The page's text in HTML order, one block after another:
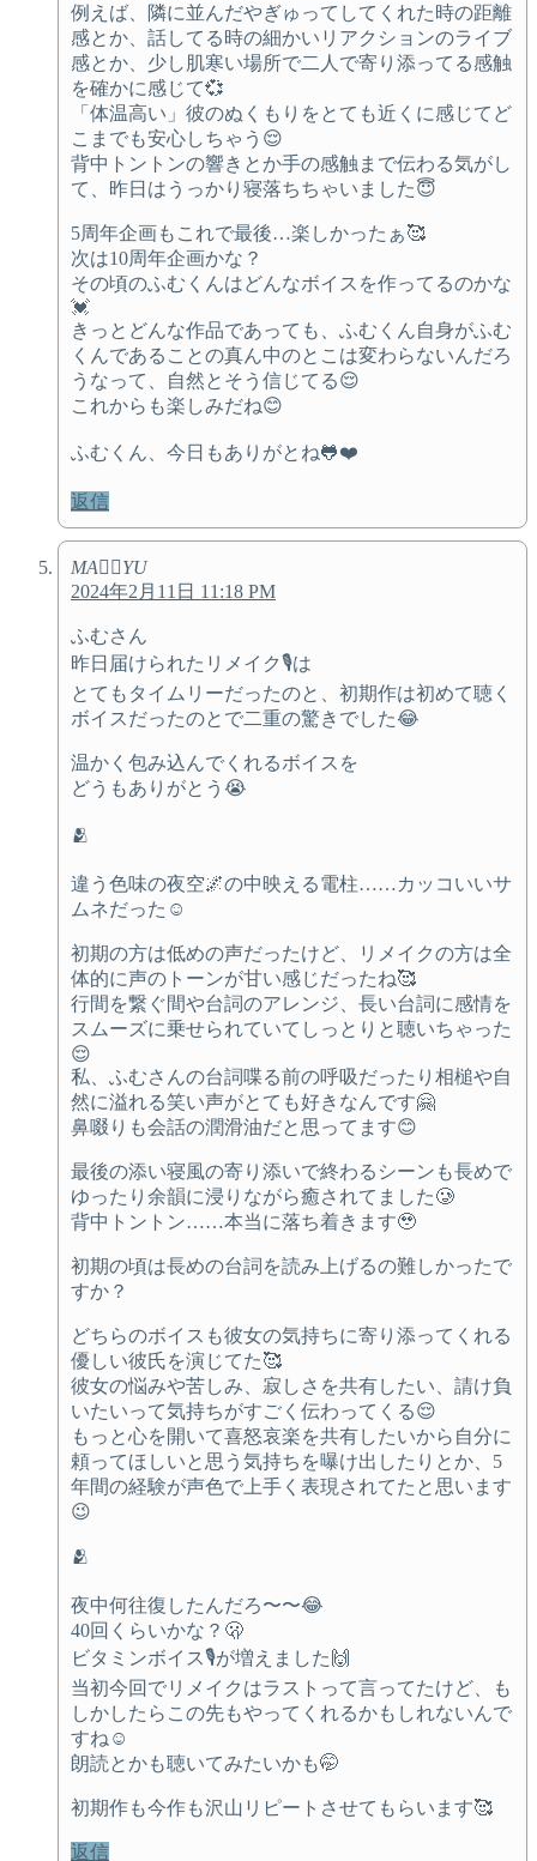
例えば、隣に並んだやぎゅってしてくれた時の距離
感とか、話してる時の細かいリアクションのライブ
感とか、少し肌寒い場所で二人で寄り添ってる感触
を確かに感じて💞
「体温高い」彼のぬくもりをとても近くに感じてど
こまでも安心しちゃう😌
背中トントンの響きとか手の感触まで伝わる気がし
て、昨日はうっかり寝落ちちゃいました😇
5周年企画もこれで最後…楽しかったぁ🥰
次は10周年企画かな？
その頃のふむくんはどんなボイスを作ってるのかな
💓
きっとどんな作品であっても、ふむくん自身がふむ
くんであることの真ん中のとこは変わらないんだろ
うなって、自然とそう信じてる😌
これからも楽しみだね😊
ふむくん、今日もありがとね🐸❤️
返信
MA♡⃛YU
2024年2月11日 11:18 PM
ふむさん
昨日届けられたリメイク🎙️は
とてもタイムリーだったのと、初期作は初めて聴く
ボイスだったのとで二重の驚きでした😂
温かく包み込んでくれるボイスを
どうもありがとう😭
🫂
違う色味の夜空🌌の中映える電柱……カッコいいサ
ムネだった☺️
初期の方は低めの声だったけど、リメイクの方は全
体的に声のトーンが甘い感じだったね🥰
行間を繋ぐ間や台詞のアレンジ、長い台詞に感情を
スムーズに乗せられていてしっとりと聴いちゃった
😌
私、ふむさんの台詞喋る前の呼吸だったり相槌や自
然に溢れる笑い声がとても好きなんです🤗
鼻啜りも会話の潤滑油だと思ってます😊
最後の添い寝風の寄り添いで終わるシーンも長めで
ゆったり余韻に浸りながら癒されてました🥲
背中トントン……本当に落ち着きます🥹
初期の頃は長めの台詞を読み上げるの難しかったで
すか？
どちらのボイスも彼女の気持ちに寄り添ってくれる
優しい彼氏を演じてた🥰
彼女の悩みや苦しみ、寂しさを共有したい、請け負
いたいって気持ちがすごく伝わってくる😌
もっと心を開いて喜怒哀楽を共有したいから自分に
頼ってほしいと思う気持ちを曝け出したりとか、5
年間の経験が声色で上手く表現されてたと思います
😉
🫂
夜中何往復したんだろ〜〜😂
40回くらいかな？🫢
ビタミンボイス🎙が増えました🙌
当初今回でリメイクはラストって言ってたけど、も
しかしたらこの先もやってくれるかもしれないんで
すね☺️
朗読とかも聴いてみたいかも🤭
初期作も今作も沢山リピートさせてもらいます🥰
返信